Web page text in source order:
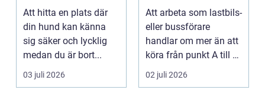
stimulerande
dagvård för din
hund
Att hitta en plats där
din hund kan känna
sig säker och lycklig
medan du är bort...
03 juli 2026
vis för lastbil och
buss
Att arbeta som lastbils-
eller bussförare
handlar om mer än att
köra från punkt A till B.
Bakom varj...
02 juli 2026